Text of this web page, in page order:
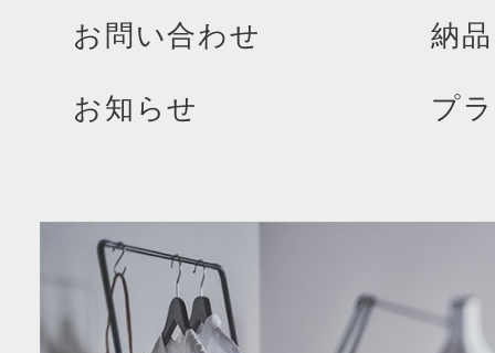
お問い合わせ 納
お知らせ プ